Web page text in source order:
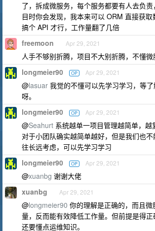
了，拆成微服务，每个服务都要有人去负
目时你会发现，我本来可以 ORM 直接获
搞个 API 才行，工作量翻了几倍
freemoon Apr 29, 2021
人手不够别折腾，项目不大别折腾，不懂微
longmeier90 OP Apr 29, 2021
@lasuar 我觉的不懂可以先学习学习，等
呀。
longmeier90 OP Apr 29, 2021
@Seahurt 系统越单一项目管理越简单，越
对于小团队确实越简单越好，但是我们也
往长远考虑，可以先学习学习
longmeier90 OP Apr 29, 2021
@xuanbg 谢谢大佬
xuanbg Apr 29, 2021
@longmeier90 你的理解是正确的，而且
量，反而能有效降低工作量。但前提是得
还要懂点运维知识。